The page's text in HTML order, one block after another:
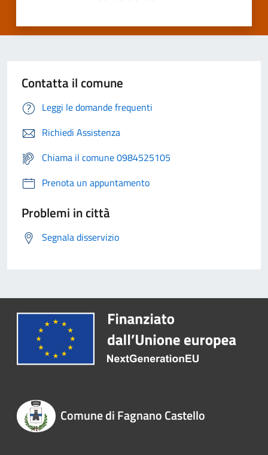
Contatta il comune
Leggi le domande frequenti
Richiedi Assistenza
Chiama il comune 0984525105
Prenota un appuntamento
Problemi in città
Segnala disservizio
Comune di Fagnano Castello